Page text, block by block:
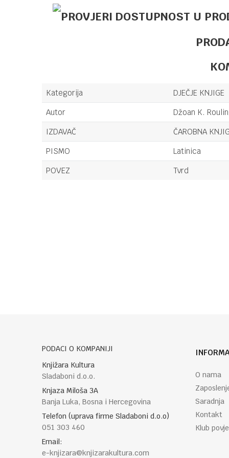
Kategorija
DJEČJE KNJIGE
Autor
Džoan K.
IZDAVAČ
ČAROBNA
PISMO
Latinica
POVEZ
Tvrd
PODACI O KOMPANIJI
Knjižara Kultura
Sladaboni d.o.o.
Knjaza Miloša 3A
Banja Luka, Bosna i Hercegovina
Telefon (uprava firme Sladaboni d.o.o)
051 303 460
Email:
e-knjizara@knjizarakultura.com
O nama
Saradnja
Kontakt
Klub